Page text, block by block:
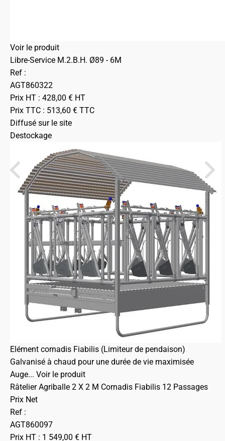
Voir le produit
Libre-Service M.2.B.H. Ø89 - 6M
Ref :
AGT860322
Prix HT : 428,00 € HT
Prix TTC : 513,60 € TTC
Diffusé sur le site
Destockage
Elément cornadis Fiabilis (Limiteur de pendaison)
Galvanisé à chaud pour une durée de vie maximisée
Auge... Voir le produit
Râtelier Agriballe 2 X 2 M Cornadis Fiabilis 12 Passages
Prix Net
Ref :
AGT860097
Prix HT : 1 549,00 € HT